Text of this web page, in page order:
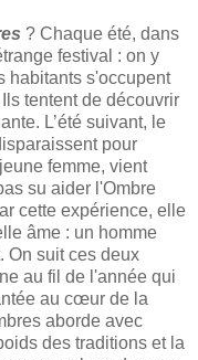
? Chaque été, dans
festival : on y
habitants s'occupent
tentent de découvrir
L’été suivant, le
pour
femme, vient
su aider l'Ombre
cette expérience, elle
âme : un homme
On suit ces deux
au fil de l'année qui
au cœur de la
aborde avec
des traditions et la